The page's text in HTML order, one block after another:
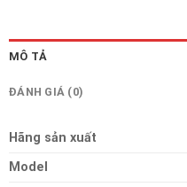
MÔ TẢ
ĐÁNH GIÁ (0)
Hãng sản xuất
Model